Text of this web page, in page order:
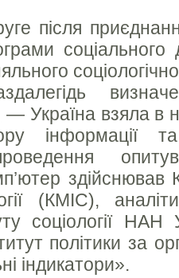
після
— Україна взяла в
інформації
проведення
здійснював
(КМІС),
соціології НАН
політики за
індикатори».